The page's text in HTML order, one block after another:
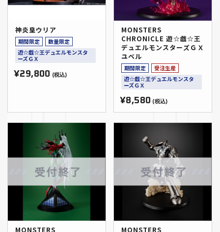
神炎皇ウリア
期間限定
数量限定
遊☆戯☆王デュエルモンスタ
ーズＧＸ
¥29,800 (税込)
MONSTERS
CHRONICLE 遊☆戯☆王
デュエルモンスターズＧＸ
ユベル
期間限定
受注生産
遊☆戯☆王デュエルモンスタ
ーズＧＸ
¥8,580 (税込)
MONSTERS
MONSTERS